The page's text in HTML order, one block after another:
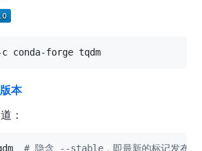
conda-forge tqdm
本
：
# 隐含 --stable，即最新的标记发布版